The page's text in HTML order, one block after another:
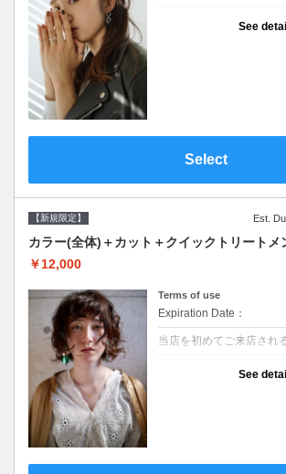
See
Select
【新規限定】 Est.
カラー(全体)＋カット＋クイックトリートメ
￥12,000
Terms of use
Expiration Date：
当店を初めてご来店され
See